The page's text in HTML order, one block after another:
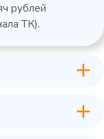
рублей
ТК).